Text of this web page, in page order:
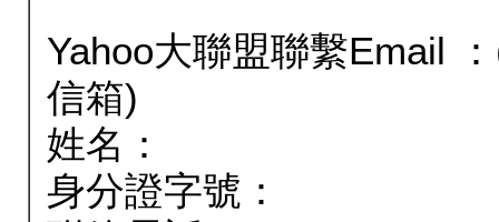
Yahoo大聯盟聯繫Email
信箱)
姓名：
身分證字號：